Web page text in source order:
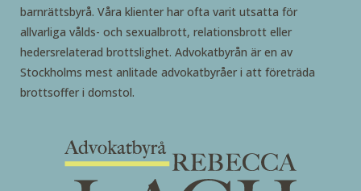
barnrättsbyrå. Våra klienter har ofta varit utsatta för
allvarliga vålds- och sexualbrott, relationsbrott eller
hedersrelaterad brottslighet. Advokatbyrån är en av
Stockholms mest anlitade advokatbyråer i att företräda
brottsoffer i domstol.